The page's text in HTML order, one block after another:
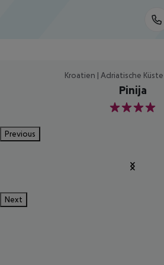
Kroatien | Adriatische
Pinija
4
Previous
Next